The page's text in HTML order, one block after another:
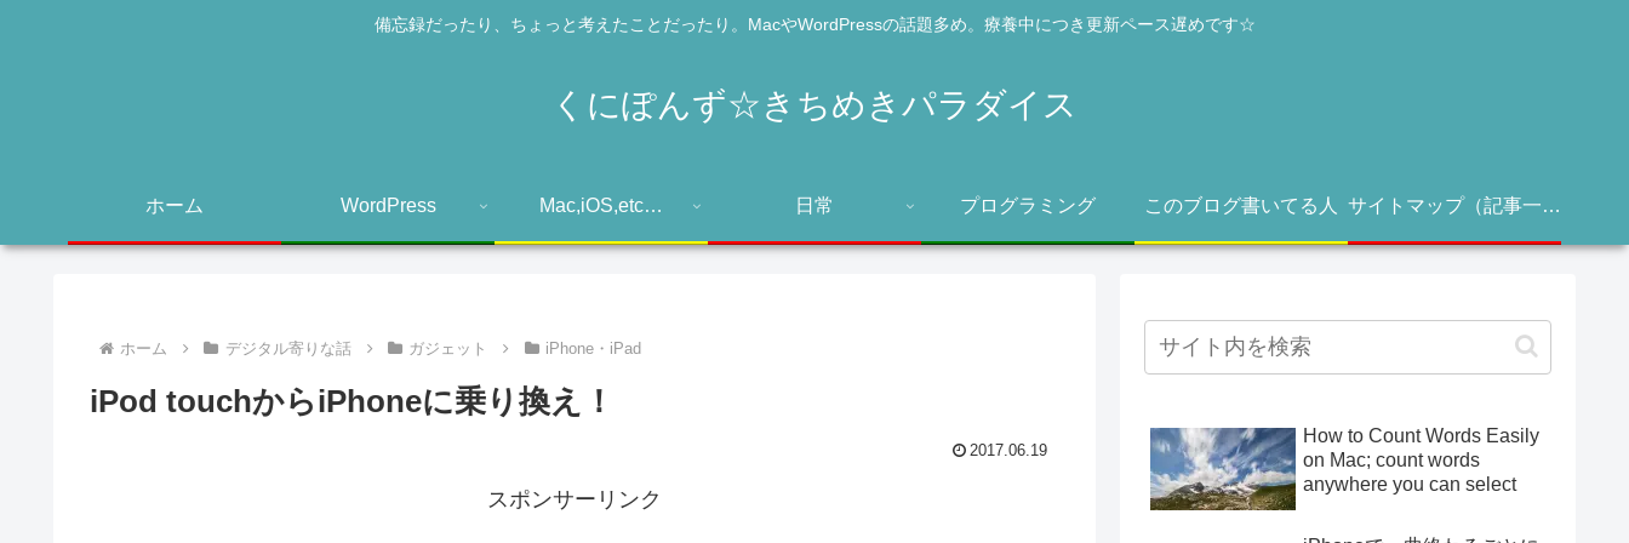
備忘録だったり、ちょっと考えたことだったり。MacやWordPressの話題多め。療養中につき更新ペース遅めです☆
くにぽんず☆きちめきパラダイス
ホーム WordPress Mac,iOS,etc… 日常 プログラミング このブログ書いてる人 サイトマップ（記事一覧）
ホーム デジタル寄りな話 ガジェット iPhone・iPad
iPod touchからiPhoneに乗り換え！
2017.06.19
スポンサーリンク
How to Count Words Easily
on Mac; count words
anywhere you can select